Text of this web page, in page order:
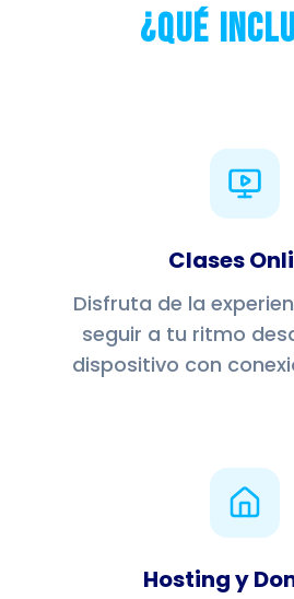
¿Qué
Clases
Disfruta de la
seguir a tu ritmo
dispositivo con
Hosting y